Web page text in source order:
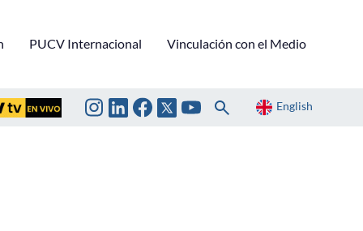
PUCV Internacional Vinculación con el Medio
English